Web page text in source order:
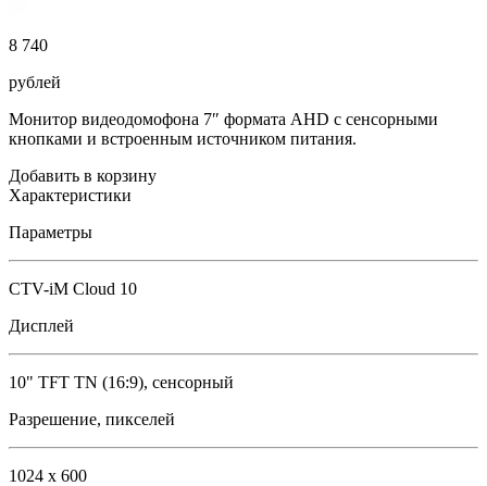
8 740
рублей
Монитор видеодомофона 7″ формата AHD с сенсорными
кнопками и встроенным источником питания.
Добавить в корзину
Характеристики
Параметры
CTV-iM Cloud 10
Дисплей
10" TFT TN (16:9), сенсорный
Разрешение, пикселей
1024 x 600